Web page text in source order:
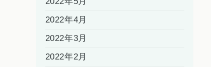
2022年4月
2022年3月
2022年2月